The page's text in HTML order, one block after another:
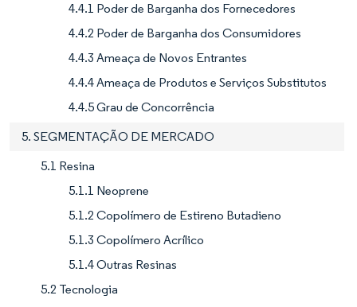
4.4.1 Poder de Barganha dos Fornecedores
4.4.2 Poder de Barganha dos Consumidores
4.4.3 Ameaça de Novos Entrantes
4.4.4 Ameaça de Produtos e Serviços Substitutos
4.4.5 Grau de Concorrência
5. SEGMENTAÇÃO DE MERCADO
5.1 Resina
5.1.1 Neoprene
5.1.2 Copolímero de Estireno Butadieno
5.1.3 Copolímero Acrílico
5.1.4 Outras Resinas
5.2 Tecnologia